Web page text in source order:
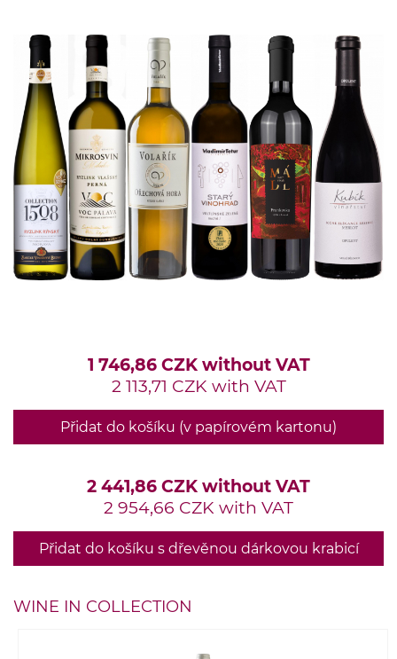
1 746,86 CZK without VAT
2 113,71 CZK with VAT
Přidat do košíku (v papírovém kartonu)
2 441,86 CZK without VAT
2 954,66 CZK with VAT
Přidat do košíku s dřevěnou dárkovou krabicí
WINE IN COLLECTION